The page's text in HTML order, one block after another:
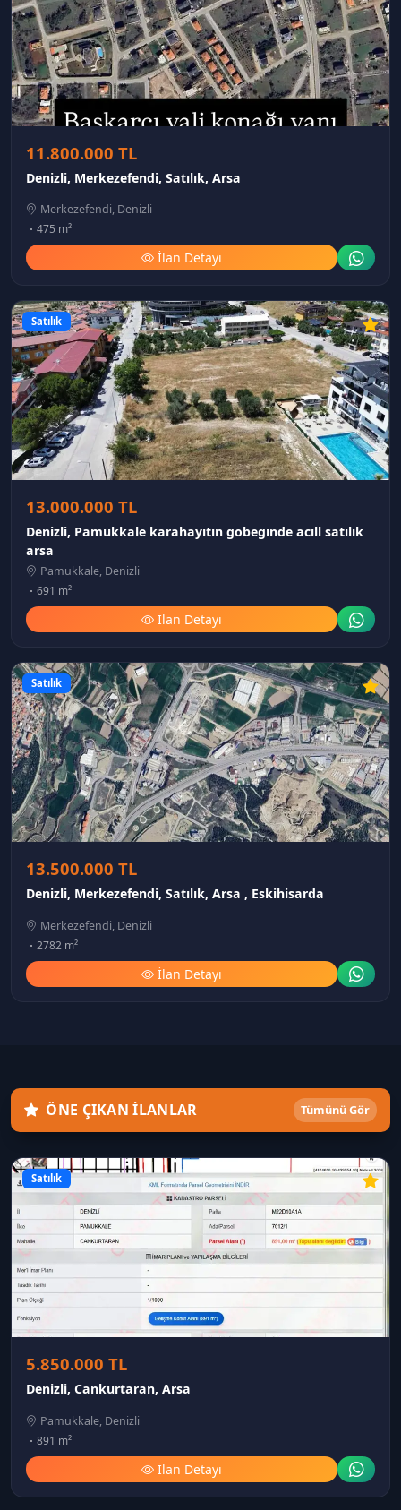
11.800.000 TL
Denizli, Merkezefendi, Satılık, Arsa
Merkezefendi, Denizli
475 m²
İlan Detayı
Satılık
13.000.000 TL
Denizli, Pamukkale karahayıtın gobegınde acıll satılık
arsa
Pamukkale, Denizli
691 m²
İlan Detayı
Satılık
13.500.000 TL
Denizli, Merkezefendi, Satılık, Arsa , Eskihisarda
Merkezefendi, Denizli
2782 m²
İlan Detayı
ÖNE ÇIKAN İLANLAR Tümünü Gör
Satılık
5.850.000 TL
Denizli, Cankurtaran, Arsa
Pamukkale, Denizli
891 m²
İlan Detayı